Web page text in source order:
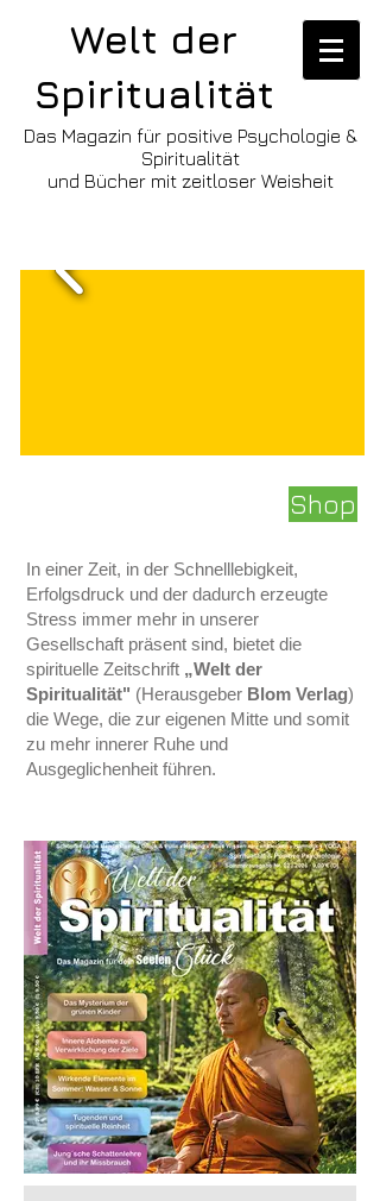
Welt der
Spiritualität
Das Magazin für positive Psychologie &
Spiritualität
und Bücher mit zeitloser Weisheit
Shop
In einer Zeit, in der Schnelllebigkeit,
Erfolgsdruck und der dadurch erzeugte
Stress immer mehr in unserer
Gesellschaft präsent sind, bietet die
spirituelle Zeitschrift „Welt der
Spiritualität" (Herausgeber Blom Verlag)
die Wege, die zur eigenen Mitte und somit
zu mehr innerer Ruhe und
Ausgeglichenheit führen.